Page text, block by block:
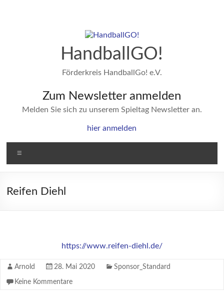
HandballGO!
Förderkreis HandballGo! e.V.
Zum Newsletter anmelden
Melden Sie sich zu unserem Spieltag Newsletter an.
hier anmelden
Reifen Diehl
https://www.reifen-diehl.de/
Arnold 28. Mai 2020 Sponsor_Standard
Keine Kommentare